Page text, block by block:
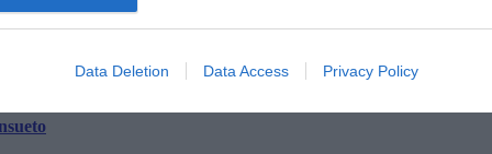
Data Deletion Data Access Privacy Policy